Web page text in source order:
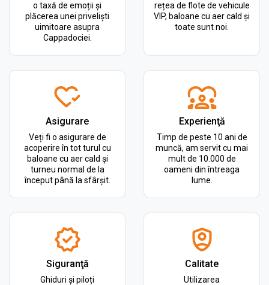
o taxă de emoții și
plăcerea unei priveliști
uimitoare asupra
Cappadociei.
rețea de flote de vehicule
VIP, baloane cu aer cald și
toate sunt noi.
Asigurare
Veți fi o asigurare de
acoperire în tot turul cu
baloane cu aer cald și
turneu normal de la
început până la sfârșit.
Experienţă
Timp de peste 10 ani de
muncă, am servit cu mai
mult de 10.000 de
oameni din întreaga
lume.
Siguranţă
Ghiduri și piloți
Calitate
Utilizarea